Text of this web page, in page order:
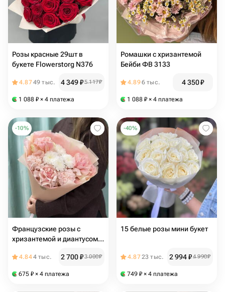
Розы красные 29шт в
букете Flowerstorg N376
4.8749 тыс. 4 349₽5 117₽
1 088 ₽ × 4 платежа
Ромашки с хризантемой
Бейби ФВ 3133
4.896 тыс. 4 350₽
1 088 ₽ × 4 платежа
-10%
Французские розы с
хризантемой и диантусом в
4.844 тыс. 2 700₽3 000₽
675 ₽ × 4 платежа
-40%
15 белые розы мини букет
4.8723 тыс. 2 994₽4 990₽
749 ₽ × 4 платежа